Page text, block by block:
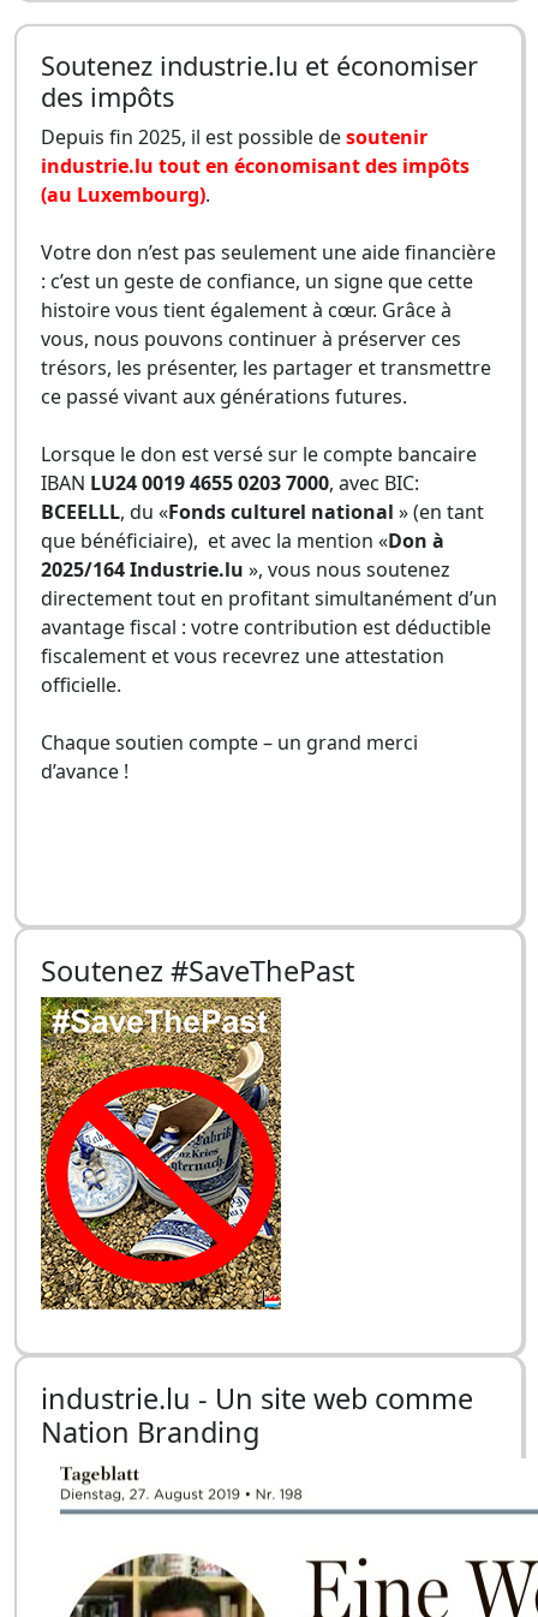
Soutenez industrie.lu et économiser
des impôts
Depuis fin 2025, il est possible desoutenir
industrie.lu tout en économisant des impôts
(au Luxembourg).
Votre don n’est pas seulement une aide financière
: c’est un geste de confiance, un signe que cette
histoire vous tient également à cœur. Grâce à
vous, nous pouvons continuer à préserver ces
trésors, les présenter, les partager et transmettre
ce passé vivant aux générations futures.
Lorsque le don est versé sur le compte bancaire
IBAN LU24 0019 4655 0203 7000, avec BIC:
BCEELLL, du «Fonds culturel national » (en tant
que bénéficiaire), et avec la mention «Don à
2025/164 Industrie.lu », vous nous soutenez
directement tout en profitant simultanément d’un
avantage fiscal : votre contribution est déductible
fiscalement et vous recevrez une attestation
officielle.
Chaque soutien compte – un grand merci
d’avance !
Soutenez #SaveThePast
industrie.lu - Un site web comme
Nation Branding